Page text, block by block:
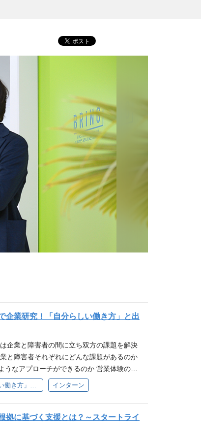
企業研究！「自分らしい働き方」と出
企業と障害者の間に立ち双方の課題を解決
と障害者それぞれにどんな課題があるのか
なアプローチができるのか 営業体験のオ
践できる2時間となっております。 ーー
した学生の声♪ （一部抜粋） 「ワークを
とができた。」 「実際の営業に近い体験を
ることができた。」 「企業説明の中で働き
ットしてすぐに、ワークでアウトプットで
インターン
拠に基づく支援とは？～スタートライ